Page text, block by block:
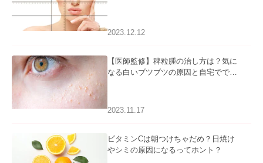
2023.12.12
【医師監修】稗粒腫の治し方は？気に
なる白いブツブツの原因と自宅ででき
2023.11.17
ビタミンCは朝つけちゃだめ？日焼け
やシミの原因になるってホント？